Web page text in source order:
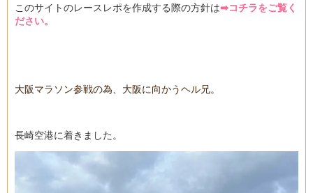
このサイトのレースレポを作成する際の方針は➡コチラをご覧く
ださい。
大阪マラソン参戦の為、大阪に向かうヘル兄。
長崎空港に着きました。